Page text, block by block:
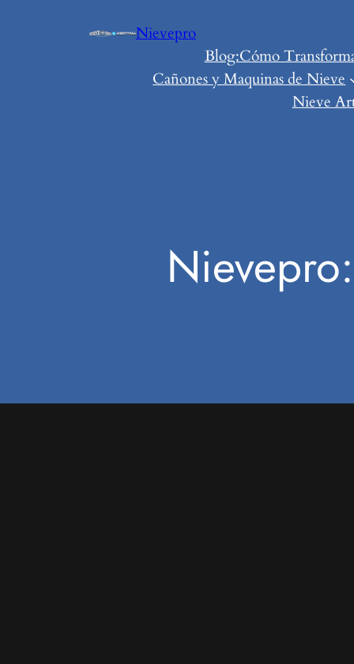
Nievepro
Blog:Cómo
Cañones y Maquinas de Nieve
Nieve